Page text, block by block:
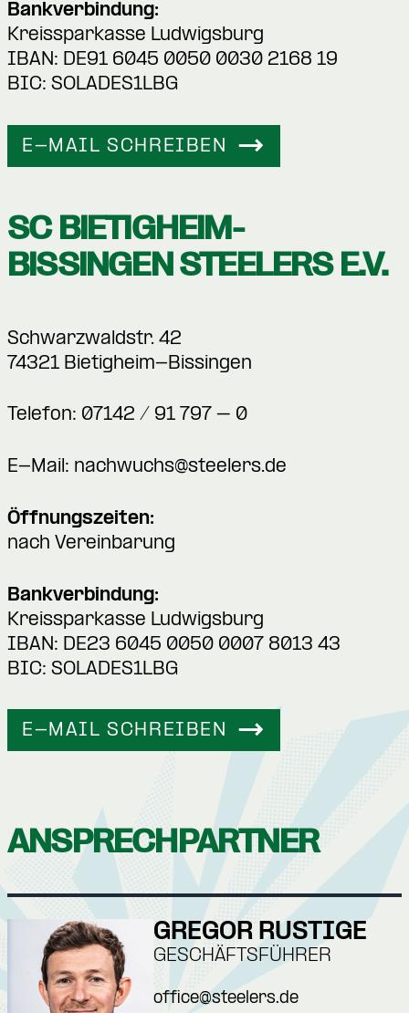
Bankverbindung:
Kreissparkasse Ludwigsburg
IBAN: DE91 6045 0050 0030 2168 19
BIC: SOLADES1LBG
E-MAIL SCHREIBEN
SC BIETIGHEIM-
BISSINGEN STEELERS E.V.
Schwarzwaldstr. 42
74321 Bietigheim-Bissingen
Telefon: 07142 / 91 797 – 0
E-Mail: nachwuchs@steelers.de
Öffnungszeiten:
nach Vereinbarung
Bankverbindung:
Kreissparkasse Ludwigsburg
IBAN: DE23 6045 0050 0007 8013 43
BIC: SOLADES1LBG
E-MAIL SCHREIBEN
ANSPRECHPARTNER
GREGOR RUSTIGE
GESCHÄFTSFÜHRER
office@steelers.de